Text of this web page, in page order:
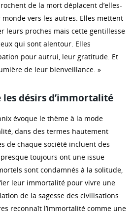
de la mort déplacent d’elles-
vers les autres. Elles mettent
leurs proches mais cette gentillesse
qui sont alentour. Elles
pour autrui, leur gratitude. Et
de leur bienveillance. »
les désirs d’immortalité
évoque le thème à la mode
dans des termes hautement
de chaque société incluent des
toujours ont une issue
sont condamnés à la solitude,
leur immortalité pour vivre une
de la sagesse des civilisations
reconnaît l’immortalité comme une